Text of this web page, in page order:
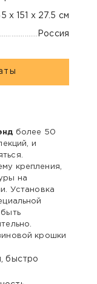
х 151 х 27.5 см
Россия
более 50
и
крепления,
на
Установка
крошки
быстро